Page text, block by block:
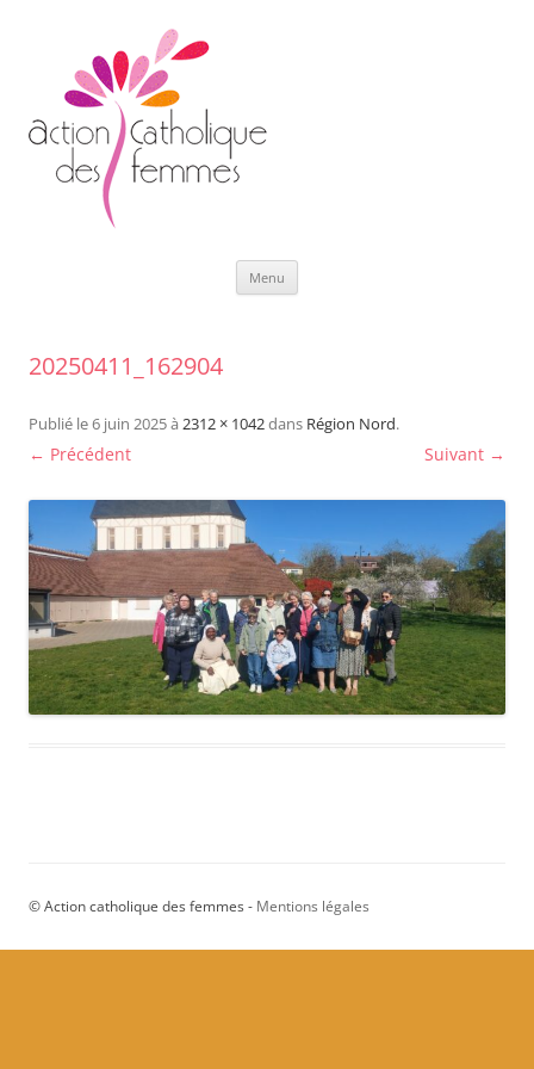
Menu
20250411_162904
Publié le6 juin 2025à 2312 × 1042dans Région Nord.
← Précédent Suivant →
© Action catholique des femmes - Mentions légales